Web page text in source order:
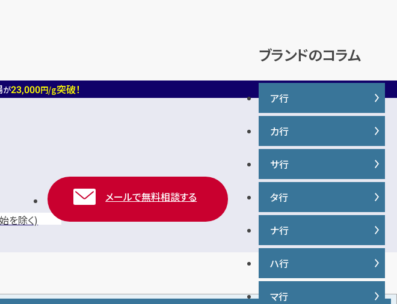
が23,000円/g突破！
を除く)
メールで無料相談する
ブランドのコラム
ア行
IWC
ヴァシュロンコンスタンタン
ウブロ
エルメス
オーデマ ピゲ
オメガ
カ行
カナダグース
カルティエ
グッチ
クロムハーツ
ケイト・スペード
コーチ
サ行
サマンサタバサ
ジーショック
ジャガー・ルクルト
シャネル
シュプリーム
ショパール
タ行
タグ・ホイヤー
ディオール
ティファニー
トリーバーチ
ナ行
ナイキ
ハ行
バーバリー
マ行